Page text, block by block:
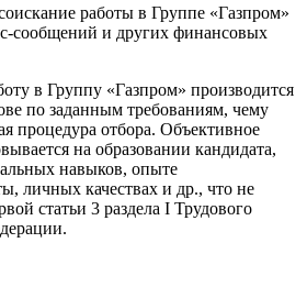
работы в Группе «Газпром»
сообщений и других финансовых
в Группу «Газпром» производится
по заданным требованиям, чему
процедура отбора. Объективное
на образовании кандидата,
навыков, опыте
личных качествах и др., что не
статьи 3 раздела I Трудового